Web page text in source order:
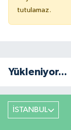
tutulamaz.
Yükleniyor...
İSTANBUL